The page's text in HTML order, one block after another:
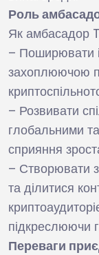
Роль
Як амбасадор
– Поширювати
захоплюючою
– Розвивати
глобальними
сприяння
– Створювати
та ділитися
підкреслюючи
Переваги